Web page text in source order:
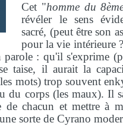
Cet "homme du
révéler le sens
sacré, (peut être son
pour la vie intérieure
parole : qu'il s'exprime
taise, il aurait la
mots) trop souvent
du corps (les maux). Il
de chacun et mettre à
sorte de Cyrano